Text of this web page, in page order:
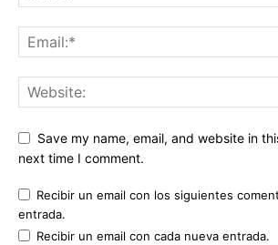
Save my name, email, and website in
next time I comment.
Recibir un email con los siguientes
entrada.
Recibir un email con cada nueva entrada.